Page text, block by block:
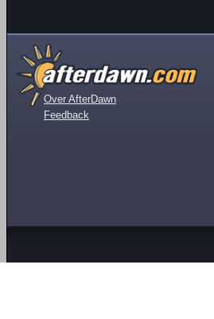
Over AfterDawn
Feedback